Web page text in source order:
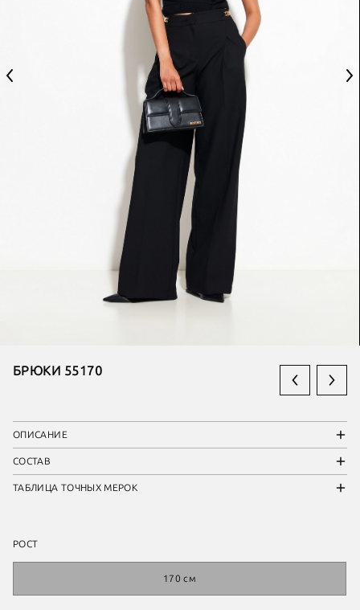
БРЮКИ 55170
ОПИСАНИЕ
СОСТАВ
ТАБЛИЦА ТОЧНЫХ МЕРОК
РОСТ
170 см